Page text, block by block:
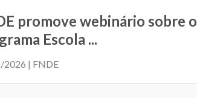
promove webinário sobre o
Escola ...
2026 | FNDE